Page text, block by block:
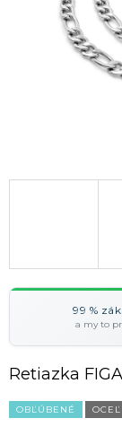
99 %
a my to
Retiazka
OBĽÚBENÉ OCEĽ